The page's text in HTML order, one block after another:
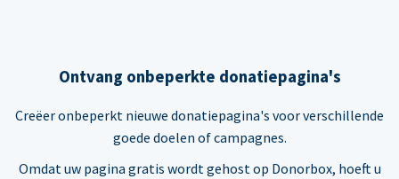
Ontvang onbeperkte donatiepagina's
Creëer onbeperkt nieuwe donatiepagina's voor verschillende
goede doelen of campagnes.
Omdat uw pagina gratis wordt gehost op Donorbox, hoeft u